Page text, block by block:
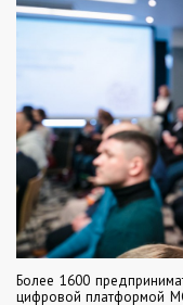
Более 1600
цифровой платформой